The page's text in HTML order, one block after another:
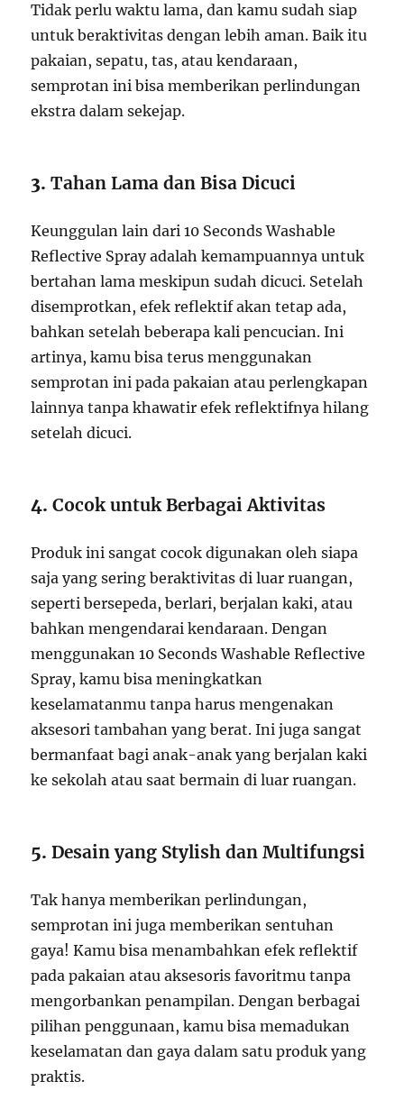
Tidak perlu waktu lama, dan kamu sudah siap
untuk beraktivitas dengan lebih aman. Baik itu
pakaian, sepatu, tas, atau kendaraan,
semprotan ini bisa memberikan perlindungan
ekstra dalam sekejap.
3.Tahan Lama dan Bisa Dicuci
Keunggulan lain dari 10 Seconds Washable
Reflective Spray adalah kemampuannya untuk
bertahan lama meskipun sudah dicuci. Setelah
disemprotkan, efek reflektif akan tetap ada,
bahkan setelah beberapa kali pencucian. Ini
artinya, kamu bisa terus menggunakan
semprotan ini pada pakaian atau perlengkapan
lainnya tanpa khawatir efek reflektifnya hilang
setelah dicuci.
4.Cocok untuk Berbagai Aktivitas
Produk ini sangat cocok digunakan oleh siapa
saja yang sering beraktivitas di luar ruangan,
seperti bersepeda, berlari, berjalan kaki, atau
bahkan mengendarai kendaraan. Dengan
menggunakan 10 Seconds Washable Reflective
Spray, kamu bisa meningkatkan
keselamatanmu tanpa harus mengenakan
aksesori tambahan yang berat. Ini juga sangat
bermanfaat bagi anak-anak yang berjalan kaki
ke sekolah atau saat bermain di luar ruangan.
5.Desain yang Stylish dan Multifungsi
Tak hanya memberikan perlindungan,
semprotan ini juga memberikan sentuhan
gaya! Kamu bisa menambahkan efek reflektif
pada pakaian atau aksesoris favoritmu tanpa
mengorbankan penampilan. Dengan berbagai
pilihan penggunaan, kamu bisa memadukan
keselamatan dan gaya dalam satu produk yang
praktis.